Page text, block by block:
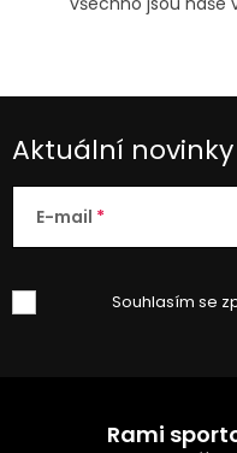
Aktuální
E-mail
Souhlasím se
Rami